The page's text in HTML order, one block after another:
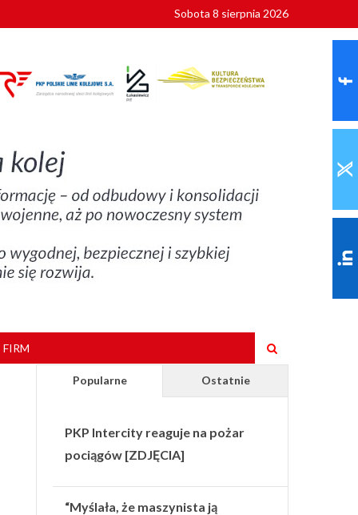
Sobota 8 sierpnia 2026
Popularne Ostatnie
PKP Intercity reaguje na pożar
pociągów [ZDJĘCIA]
“Myślała, że maszynista ją